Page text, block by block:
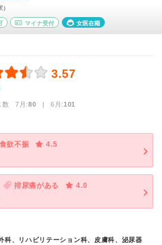
マイナ受付 女医在籍
3.57
数 7月:80 | 6月:101
食欲不振
4.5
排尿痛がある
4.0
科、リハビリテーション科、皮膚科、泌尿器